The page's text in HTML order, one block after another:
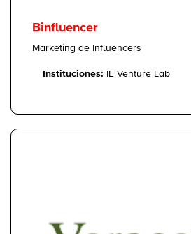
Binfluencer
Marketing de Influencers
Instituciones: IE Venture Lab